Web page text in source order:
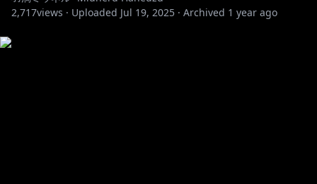
2,717views · Uploaded Jul 19, 2025 · Archived 1 year ago